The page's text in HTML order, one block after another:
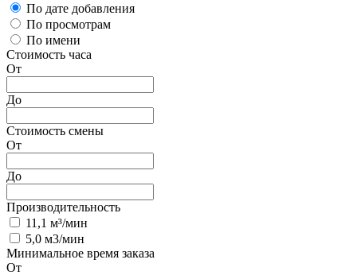
По дате добавления
По просмотрам
По имени
Стоимость часа
От
До
Стоимость смены
От
До
Производительность
11,1 м³/мин
5,0 м3/мин
Минимальное время заказа
От